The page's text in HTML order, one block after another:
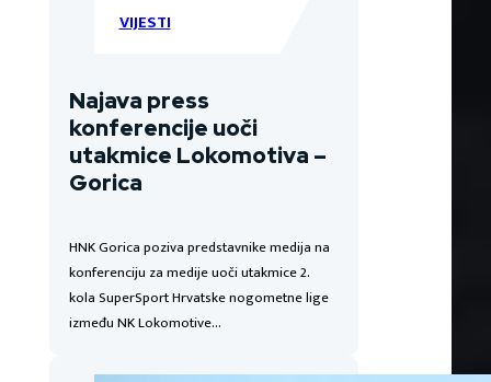
VIJESTI
Najava press
konferencije uoči
utakmice Lokomotiva –
Gorica
HNK Gorica poziva predstavnike medija na
konferenciju za medije uoči utakmice 2.
kola SuperSport Hrvatske nogometne lige
između NK Lokomotive…